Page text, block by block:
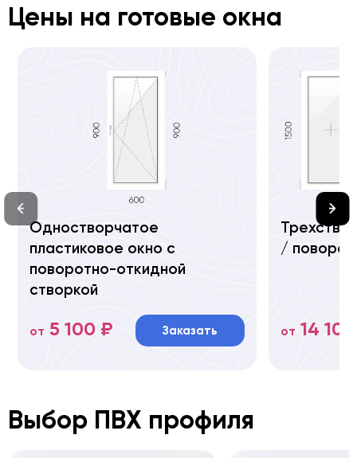
Цены на готовые окна
Одностворчатое
пластиковое окно с
поворотно-откидной
створкой
от 5 100 ₽ Заказать
/
от 14
Выбор ПВХ профиля